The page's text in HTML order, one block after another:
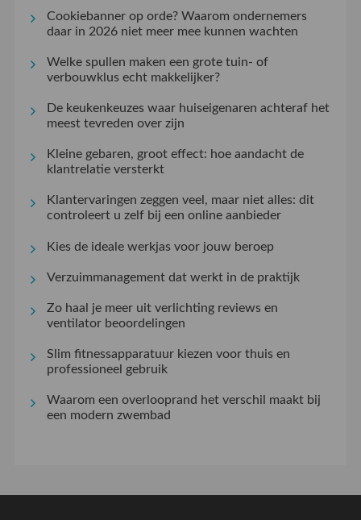
Cookiebanner op orde? Waarom ondernemers
daar in 2026 niet meer mee kunnen wachten
Welke spullen maken een grote tuin- of
verbouwklus echt makkelijker?
De keukenkeuzes waar huiseigenaren achteraf het
meest tevreden over zijn
Kleine gebaren, groot effect: hoe aandacht de
klantrelatie versterkt
Klantervaringen zeggen veel, maar niet alles: dit
controleert u zelf bij een online aanbieder
Kies de ideale werkjas voor jouw beroep
Verzuimmanagement dat werkt in de praktijk
Zo haal je meer uit verlichting reviews en
ventilator beoordelingen
Slim fitnessapparatuur kiezen voor thuis en
professioneel gebruik
Waarom een overlooprand het verschil maakt bij
een modern zwembad